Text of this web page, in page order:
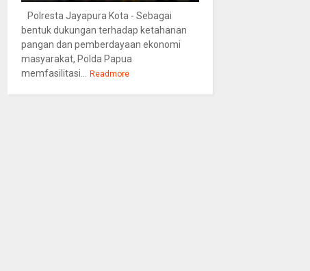
Polresta Jayapura Kota - Sebagai
bentuk dukungan terhadap ketahanan
pangan dan pemberdayaan ekonomi
masyarakat, Polda Papua
memfasilitasi...
Readmore